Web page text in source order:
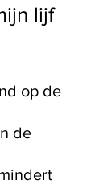
lijf
op de
de
indert